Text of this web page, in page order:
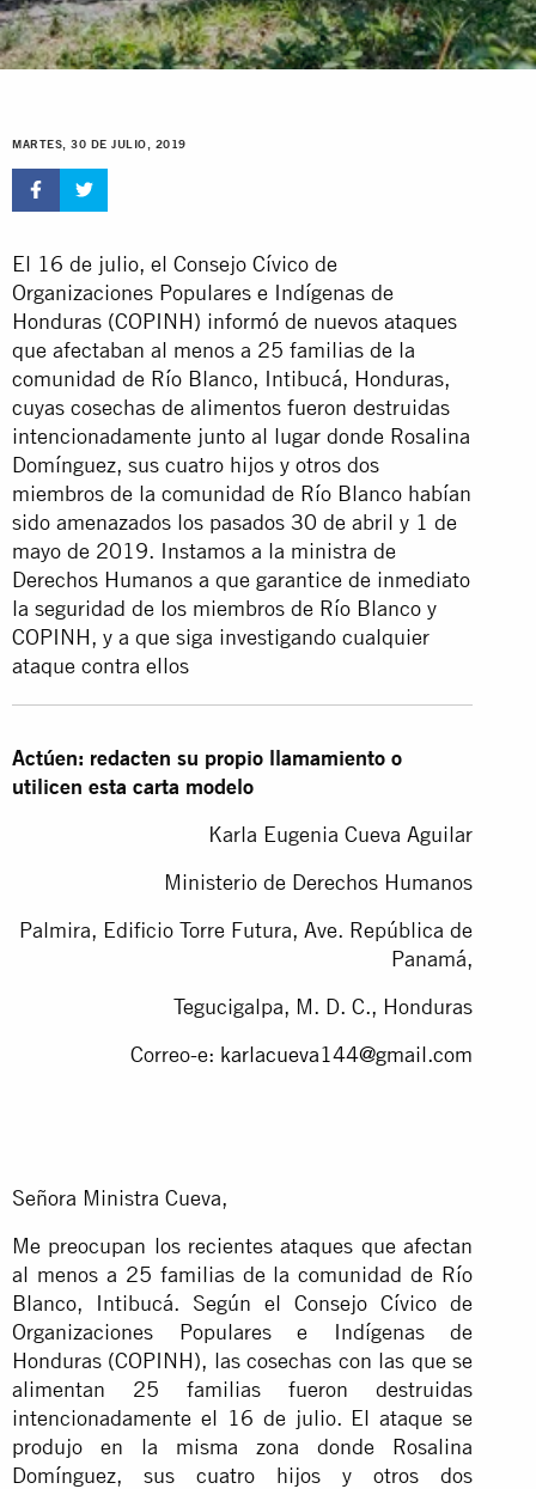
MARTES, 30 DE JULIO, 2019
El 16 de julio, el Consejo Cívico de
Organizaciones Populares e Indígenas de
Honduras (COPINH) informó de nuevos ataques
que afectaban al menos a 25 familias de la
comunidad de Río Blanco, Intibucá, Honduras,
cuyas cosechas de alimentos fueron destruidas
intencionadamente junto al lugar donde Rosalina
Domínguez, sus cuatro hijos y otros dos
miembros de la comunidad de Río Blanco habían
sido amenazados los pasados 30 de abril y 1 de
mayo de 2019. Instamos a la ministra de
Derechos Humanos a que garantice de inmediato
la seguridad de los miembros de Río Blanco y
COPINH, y a que siga investigando cualquier
ataque contra ellos
Actúen: redacten su propio llamamiento o
utilicen esta carta modelo
Karla Eugenia Cueva Aguilar
Ministerio de Derechos Humanos
Palmira, Edificio Torre Futura, Ave. República de
Panamá,
Tegucigalpa, M. D. C., Honduras
Correo-e: karlacueva144@gmail.com
Señora Ministra Cueva,
Me preocupan los recientes ataques que afectan
al menos a 25 familias de la comunidad de Río
Blanco, Intibucá. Según el Consejo Cívico de
Organizaciones Populares e Indígenas de
Honduras (COPINH), las cosechas con las que se
alimentan 25 familias fueron destruidas
intencionadamente el 16 de julio. El ataque se
produjo en la misma zona donde Rosalina
Domínguez, sus cuatro hijos y otros dos